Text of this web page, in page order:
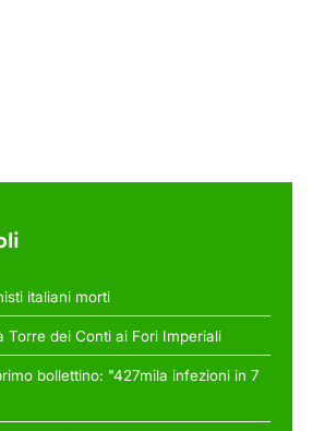
italiani morti
Torre dei Conti ai Fori Imperiali
bollettino: "427mila infezioni in 7